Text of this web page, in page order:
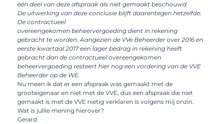
één deel van deze afspraak als niet gemaakt beschouwd.
De uitwerking van deze conclusie blijft daarentegen hetzelfde.
De contractueel
overeengekomen beheervergoedíng dient in rekening
gebracht te worden. Aangezien de VVe Beheerder over 2016 en
eerste kwartaal 2017 een lager bedrag in rekening heeft
gebracht dan de contractueel overeengekomen
beheervergoeding resteert hier nog een vordering van de VVE
Beheerder op de WE.
Nu meen ik dat er een afspraak was gemaakt met de
grooteigenaar en niet met de VVE, dus een afspraak die niet
gemaakt is met de VVE nietig verklaren is volgens mij onzin.
Wat is jullie mening hierover?
Gerard